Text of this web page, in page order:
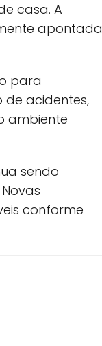
casa. A
apontada
para
de acidentes,
ambiente
sendo
conforme